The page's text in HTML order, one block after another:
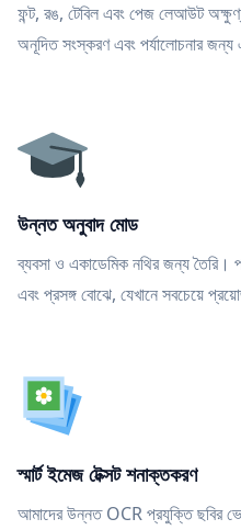
ফন্ট, রঙ, টেবিল এবং পেজ লেআউট
অনূদিত সংস্করণ এবং পর্যালোচনার জন্য
উন্নত অনুবাদ মোড
ব্যবসা ও একাডেমিক নথির জন্য তৈরি।
এবং প্রসঙ্গ বোঝে, যেখানে সবচেয়ে
স্মার্ট ইমেজ টেক্সট শনাক্তকরণ
আমাদের উন্নত OCR প্রযুক্তি ছবির